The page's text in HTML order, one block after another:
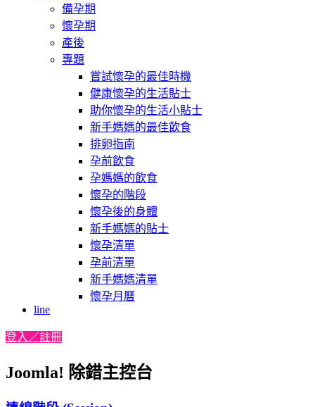
備孕期
懷孕期
產後
專題
嘗試懷孕的最佳時機
健康懷孕的生活貼士
助你懷孕的生活小貼士
新手媽媽的最佳飲食
排卵指南
孕前飲食
孕媽媽的飲食
懷孕的階段
懷孕後的身體
新手媽媽的貼士
懷孕清單
孕前清單
新手媽媽清單
懷孕月曆
line
登入／註冊
Joomla! 除錯主控台